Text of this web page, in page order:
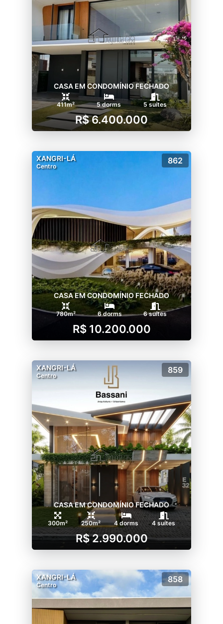
CASA EM CONDOMÍNIO FECHADO
411m² 5 dorms 5 suítes
R$ 6.400.000
XANGRI-LÁ
Centro
862
CASA EM CONDOMÍNIO FECHADO
780m² 6 dorms 6 suítes
R$ 10.200.000
XANGRI-LÁ
Centro
859
CASA EM CONDOMÍNIO FECHADO
300m² 250m² 4 dorms 4 suítes
R$ 2.990.000
XANGRI-LÁ
Centro
858